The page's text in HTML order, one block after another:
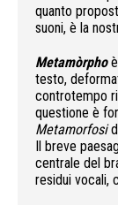
quanto
suoni, è la
Metamòrphoè
testo,
controtempo
questione è
Metamorfosi
Il breve
centrale del
residui vocali,